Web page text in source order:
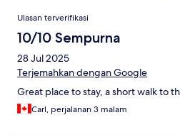
Ulasan
Ulasan terverifikasi
10/10 Sempurna
28 Jul 2025
Terjemahkan dengan Google
Great place to stay, a short walk to
Carl, perjalanan 3 malam